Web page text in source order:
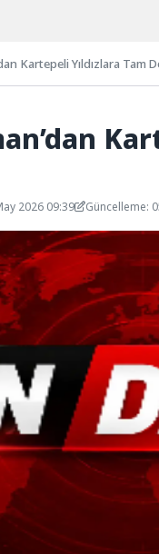
Kartepeli Yıldızlara Tam
2026 09:39 Güncelleme: